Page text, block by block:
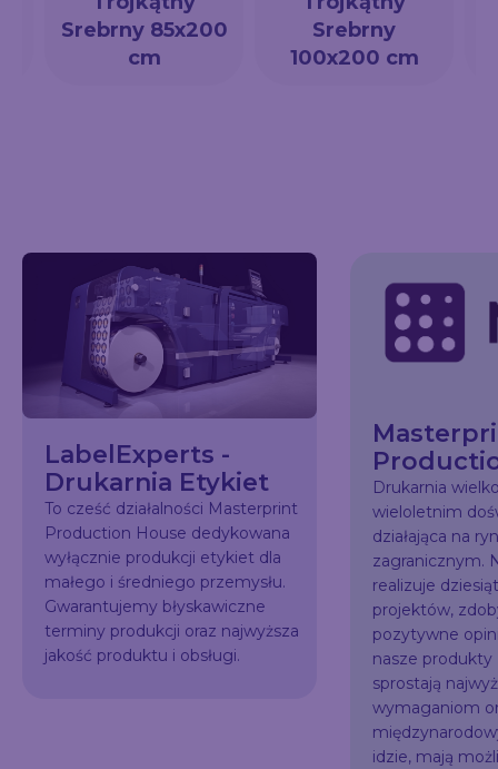
Srebrny 85x200
cm
Srebrny
100x200 cm
LabelExperts -
Drukarnia Etykiet
To cześć działalności Masterprint
Production House dedykowana
wyłącznie produkcji etykiet dla
małego i średniego przemysłu.
Gwarantujemy błyskawiczne
terminy produkcji oraz najwyższa
jakość produktu i obsługi.
Drukarnia
wieloletnim
działająca na
zagranicznym.
realizuje
projektów,
pozytywne
nasze
sprostają
wymaganiom
idzie, mają